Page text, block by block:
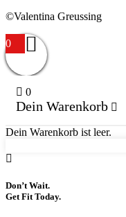
©Valentina Greussing
0
0
Dein Warenkorb
Dein Warenkorb ist leer.
Don’t Wait.
Get Fit Today.